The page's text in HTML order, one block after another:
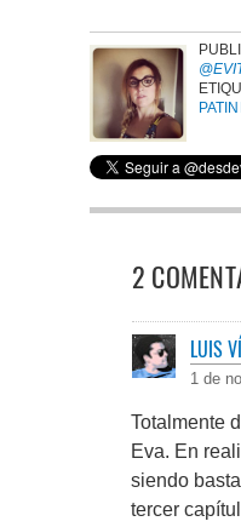
2
LUIS
1 de
Totalmente
Eva. En
siendo
tercer